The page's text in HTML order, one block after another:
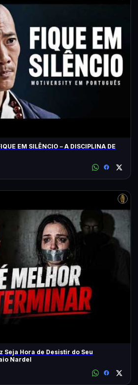
EM SILÊNCIO – A DISCIPLINA DE
Seja Hora de Desistir do Seu
Nardel